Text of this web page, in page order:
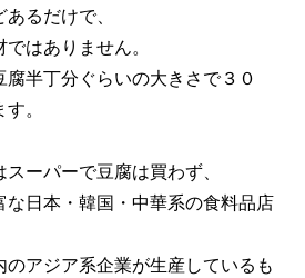
るだけで、
はありません。
半丁分ぐらいの大きさで３０
。
ーパーで豆腐は買わず、
な日本・韓国・中華系の食料品店
アジア系企業が生産しているも